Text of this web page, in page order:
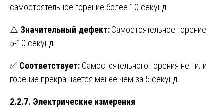
самостоятельное горение более 10 секунд
⚠️ Значительный дефект: Самостоятельное горение
5-10 секунд
✅ Соответствует: Самостоятельного горения нет или
горение прекращается менее чем за 5 секунд
2.2.7. Электрические измерения